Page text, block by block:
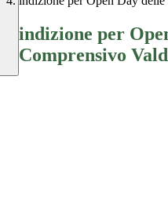
indizione per
Comprensivo